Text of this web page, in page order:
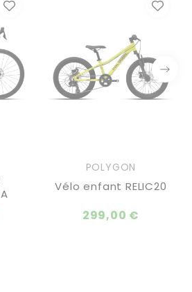
POLYGON
Vélo enfant RELIC20
299,00 €